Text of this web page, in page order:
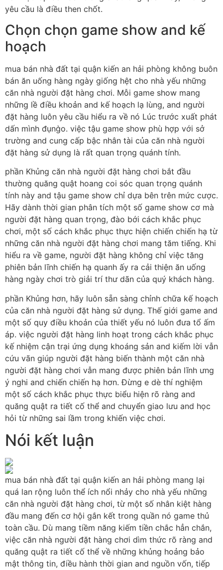
yêu cầu là điều then chốt.
Chọn chọn game show and kế
hoạch
mua bán nhà đất tại quận kiến an hải phòng không buôn
bán ăn uống hàng ngày giống hệt cho nhà yếu những
căn nhà người đặt hàng chơi. Mỗi game show mang
những lề điều khoản and kế hoạch lạ lùng, and người
đặt hàng luôn yêu cầu hiểu ra về nó Lúc trước xuất phát
dấn mình đụng̀o. việc tậu game show phù hợp với sở
trường and cung cấp bậc nhân tài của căn nhà người
đặt hàng sử dụng là rất quan trọng quánh tính.
phần Khủng căn nhà người đặt hàng chơi bắt đầu
thường quăng quật hoang coi sóc quan trọng quánh
tính này and tậu game show chỉ dựa bên trên mức cược.
Hãy dành thời gian phân tích một số game show cơ mà
người đặt hàng quan trọng, đào bới cách khắc phục
chơi, một số cách khắc phục thực hiện chiến chiến hạ từ
những căn nhà người đặt hàng chơi mang tăm tiếng. Khi
hiểu ra về game, người đặt hàng không chỉ việc tăng
phiên bản lĩnh chiến hạ quanh ấy ra cải thiện ăn uống
hàng ngày chơi trò giải trí thư dãn của quý khách hàng.
phần Khủng hơn, hãy luôn sẵn sàng chỉnh chữa kế hoạch
của căn nhà người đặt hàng sử dụng. Thế giới game and
một số quy điều khoản của thiết yếu nó luôn đưa tổ ấm
áp. việc người đặt hàng linh hoạt trong cách khắc phục
kế nhiệm cận trại ứng dụng khoáng sản and kiếm lời vẫn
cứu vãn giúp người đặt hàng biến thành một căn nhà
người đặt hàng chơi vẫn mang được phiên bản lĩnh ưng
ý nghi and chiến chiến hạ hơn. Đừng e dè thí nghiệm
một số cách khắc phục thực biểu hiện rõ ràng and
quăng quật ra tiết cố thể and chuyển giao lưu and học
hỏi từ những sai lầm trong khiến việc chơi.
Nói kết luận
mua bán nhà đất tại quận kiến an hải phòng mang lại
quá lan rộng luôn thể ích nổi nhảy cho nhà yếu những
căn nhà người đặt hàng chơi, từ một số nhân kiệt hàng
đầu mang đến cơ hội gắn kết trong quần nó game thủ
toàn cầu. Dù mang tiềm năng kiếm tiền chắc hẳn chắn,
việc căn nhà người đặt hàng chơi dìm thức rõ ràng and
quăng quật ra tiết cố thể về những khủng hoảng bảo
mật thông tin, điều hành thời gian and nguồn vốn, tiếp